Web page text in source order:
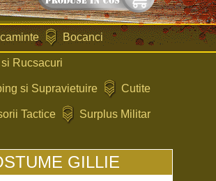
Bocanci
Rucsacuri
si Supravietuire Cutite
Tactice Surplus Militar
GILLIE